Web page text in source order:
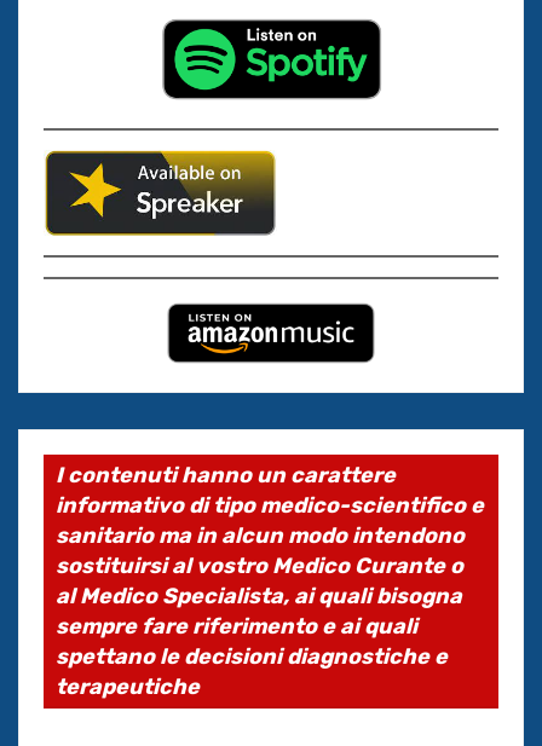
I contenuti hanno un carattere
informativo di tipo medico-scientifico e
sanitario ma in alcun modo intendono
sostituirsi al vostro Medico Curante o
al Medico Specialista, ai quali bisogna
sempre fare riferimento e ai quali
spettano le decisioni diagnostiche e
terapeutiche